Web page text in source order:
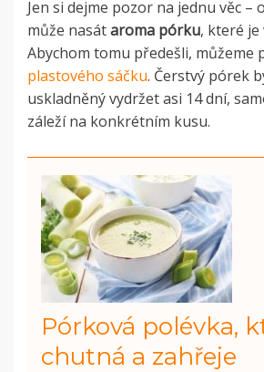
Jen si dejme pozor na jednu věc –
může nasátaroma pórku, které je
Abychom tomu předešli, můžeme
plastového sáčku. Čerstvý pórek
uskladněný vydržet asi 14 dní,
záleží na konkrétním kusu.
Pórková polévka,
chutná a zahřeje